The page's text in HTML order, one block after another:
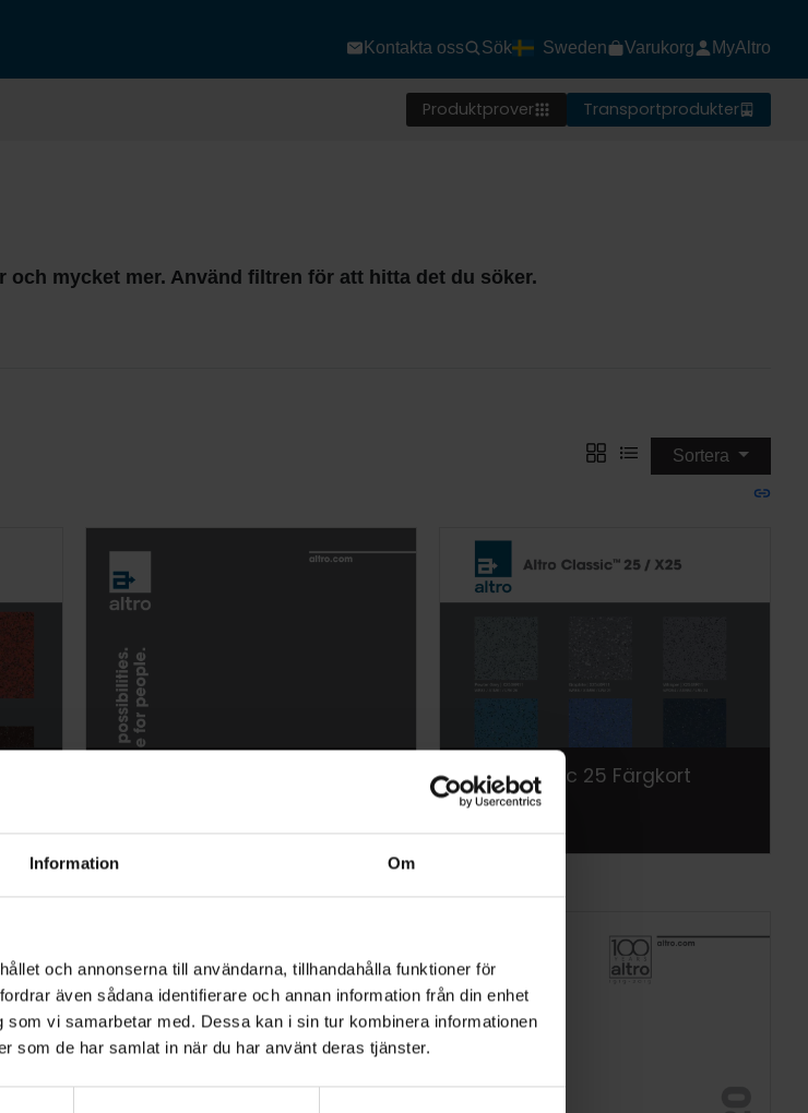
Information Om
och annonserna till användarna, tillhandahålla funktioner för
även sådana identifierare och annan information från din enhet
vi samarbetar med. Dessa kan i sin tur kombinera informationen
som de har samlat in när du har använt deras tjänster.
Kontakta oss Sök Sweden Varukorg MyAltro
Produktprover Transportprodukter
mycket mer. Använd filtren för att hitta det du söker.
Sortera
Altro Classic 25 Färgkort